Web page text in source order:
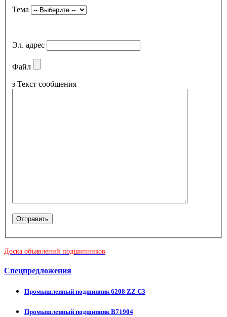
Тема
Эл. адрес
Файл
з Текст сообщения
Доска объявлений подшипников
Спецпредложения
Промышленный подшипник 6208 ZZ C3
Промышленный подшипник В71904